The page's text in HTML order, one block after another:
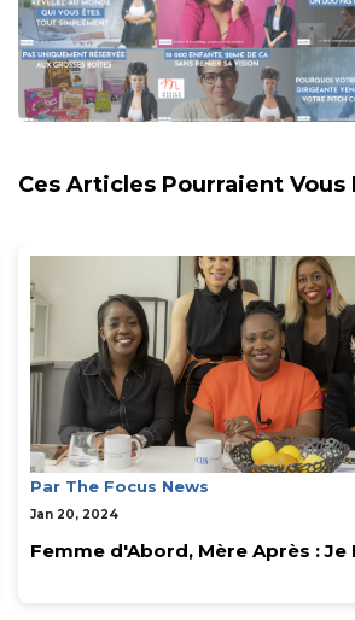
Ces Articles Pourraient Vous
Par The Focus News
Jan 20, 2024
Femme d'Abord, Mère Après : Je